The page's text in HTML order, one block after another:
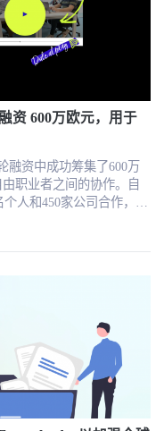
域：重新定义工作支
Thorogood说："本轮融资
步，我们将在越来越多
人们对灵活
Teams 已做好充分准
。
己的内部私有人才库。
到付款的整个过程。这
，同时节省招聘和管理
进行的支付完全符合国
签约和支付自由职业
越来越需要灵活性的市
自由职业者（47%），
。我们创建私人自由职
立于 2019
英国都取得了巨大成
流程，使企业在提高灵
，自动匹配空缺职位、
资 600万欧元，用于
融资中成功筹集了600万
职业者之间的协作。自
人和450家公司合作，包
马德里的
种子轮融资，这对于人力
家由 Héctor Mata、Jaime
2021 年创立的公司来
。 团队建设和
为简化公司与自由职业者
动应用程序开发、云迁
领域，使公司能够高效
足了在快速发展的数字
野 有了新
的运营和业务范围。公司